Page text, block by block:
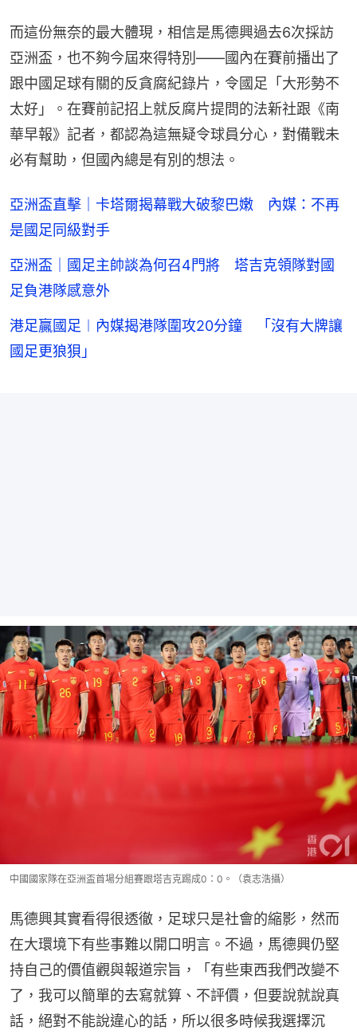
而這份無奈的最大體現，相信是馬德興過去6次採訪
亞洲盃，也不夠今屆來得特別——國內在賽前播出了
跟中國足球有關的反貪腐紀錄片，令國足「大形勢不
太好」。在賽前記招上就反腐片提問的法新社跟《南
華早報》記者，都認為這無疑令球員分心，對備戰未
必有幫助，但國內總是有別的想法。
亞洲盃直擊｜卡塔爾揭幕戰大破黎巴嫩 內媒：不再
是國足同級對手
亞洲盃｜國足主帥談為何召4門將 塔吉克領隊對國
足負港隊感意外
港足贏國足︱內媒揭港隊圍攻20分鐘 「沒有大牌讓
國足更狼狽」
中國國家隊在亞洲盃首場分組賽跟塔吉克踢成0：0。（袁志浩攝）
馬德興其實看得很透徹，足球只是社會的縮影，然而
在大環境下有些事難以開口明言。不過，馬德興仍堅
持自己的價值觀與報道宗旨，「有些東西我們改變不
了，我可以簡單的去寫就算、不評價，但要說就說真
話，絕對不能說違心的話，所以很多時候我選擇沉